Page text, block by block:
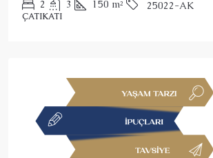
2 3 150 m² 25022-AK
ÇATIKATI